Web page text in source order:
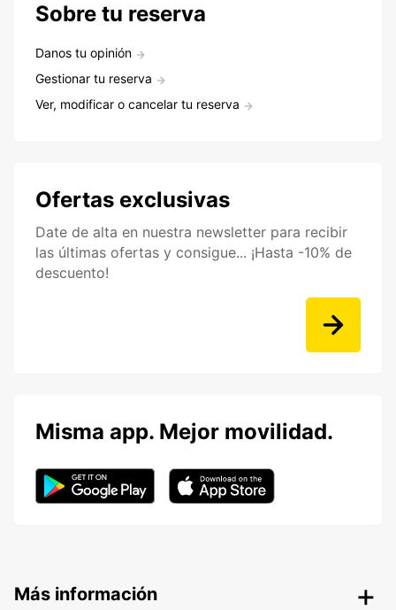
Sobre tu reserva
Danos tu opinión
Gestionar tu reserva
Ver, modificar o cancelar tu reserva
Ofertas exclusivas
Date de alta en nuestra newsletter para recibir
las últimas ofertas y consigue... ¡Hasta -10% de
descuento!
Misma app. Mejor movilidad.
Más información